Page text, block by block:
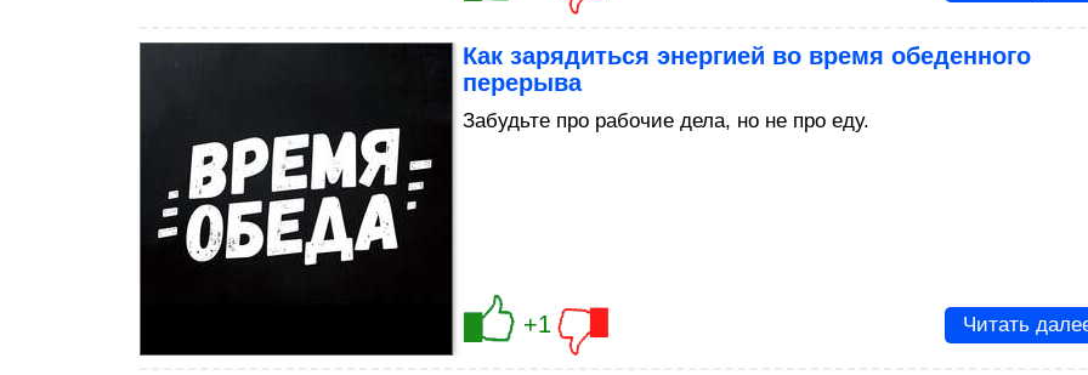
Как зарядиться энергией во время обеденного
перерыва
Забудьте про рабочие дела, но не про еду.
+1 Читать